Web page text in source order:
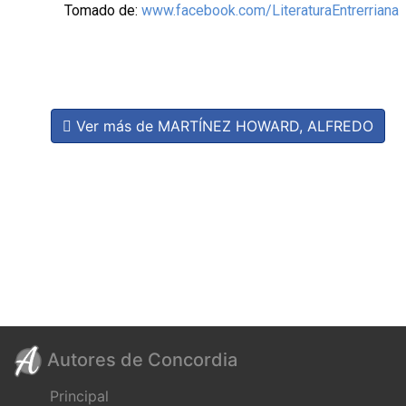
Tomado de: www.facebook.com/LiteraturaEntrerriana
Ver más de MARTÍNEZ HOWARD, ALFREDO
Autores de Concordia
Principal